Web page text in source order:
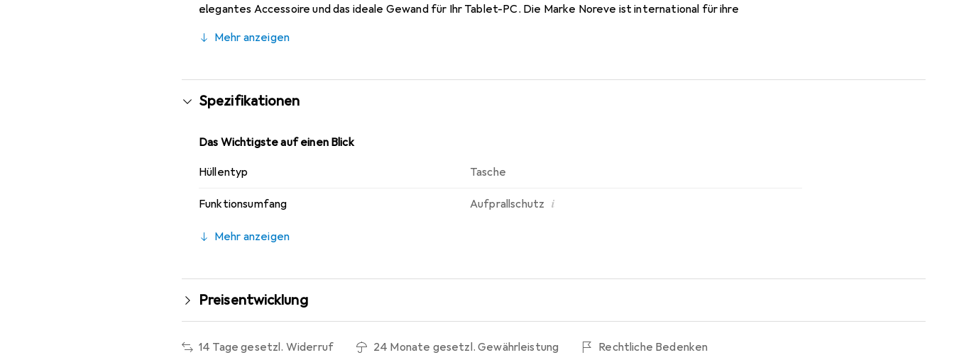
elegantes Accessoire und das ideale Gewand für Ihr Tablet-PC. Die Marke Noreve ist international für ihre
Mehr anzeigen
Spezifikationen
Das Wichtigste auf einen Blick
Hüllentyp Tasche
Funktionsumfang Aufprallschutz i
Mehr anzeigen
Preisentwicklung
14 Tage gesetzl. Widerruf
24 Monate gesetzl. Gewährleistung
Rechtliche Bedenken